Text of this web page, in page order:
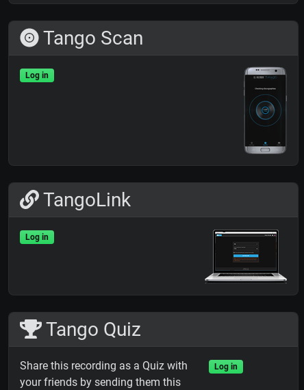
Tango Scan
Log in
TangoLink
Log in
Tango Quiz
Share this recording as a Quiz with
your friends by sending them this
Log in